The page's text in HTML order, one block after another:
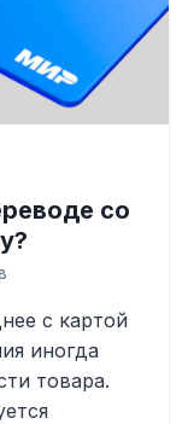
со
с картой
иногда
товара.